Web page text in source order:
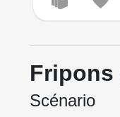
Fripons
Scénario